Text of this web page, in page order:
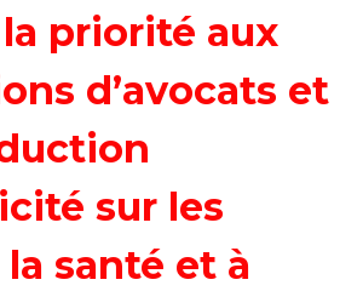
priorité aux
d’avocats et
sur les
santé et à